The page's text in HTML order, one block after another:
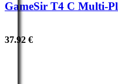
GameSir T4 C Multi-
37.92 €